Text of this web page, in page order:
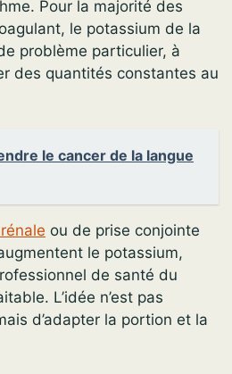
Pour la majorité des
le potassium de la
problème particulier, à
des quantités constantes au
le cancer de la langue
ou de prise conjointe
le potassium,
de santé du
L’idée n’est pas
d’adapter la portion et la